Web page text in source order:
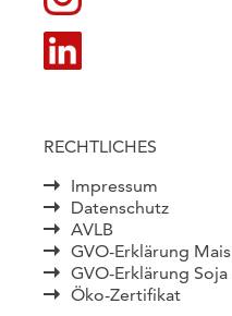
RECHTLICHES
Impressum
Datenschutz
AVLB
GVO-Erklärung Mais
GVO-Erklärung Soja
Öko-Zertifikat